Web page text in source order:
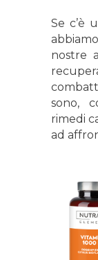
Se c’è
nostre
sono,
rimedi
ad